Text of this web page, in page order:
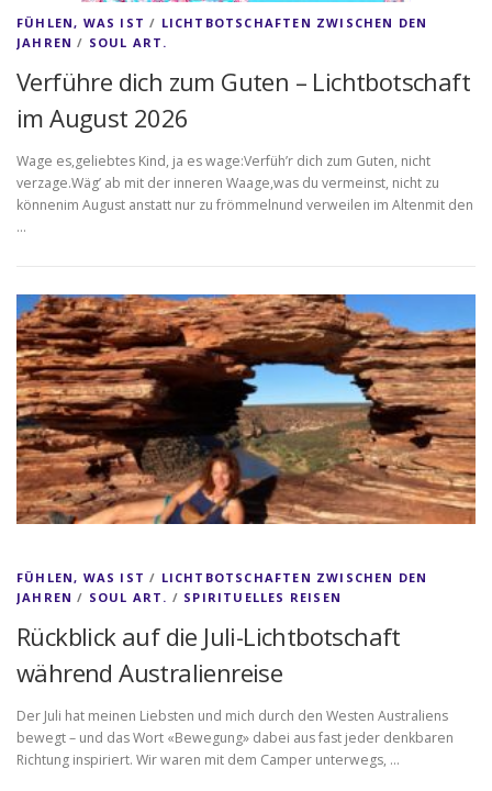
FÜHLEN, WAS IST / LICHTBOTSCHAFTEN ZWISCHEN DEN
JAHREN / SOUL ART.
Verführe dich zum Guten – Lichtbotschaft
im August 2026
Wage es,geliebtes Kind, ja es wage:Verfüh’r dich zum Guten, nicht
verzage.Wäg’ ab mit der inneren Waage,was du vermeinst, nicht zu
könnenim August anstatt nur zu frömmelnund verweilen im Altenmit den
…
FÜHLEN, WAS IST / LICHTBOTSCHAFTEN ZWISCHEN DEN
JAHREN / SOUL ART. / SPIRITUELLES REISEN
Rückblick auf die Juli-Lichtbotschaft
während Australienreise
Der Juli hat meinen Liebsten und mich durch den Westen Australiens
bewegt – und das Wort «Bewegung» dabei aus fast jeder denkbaren
Richtung inspiriert. Wir waren mit dem Camper unterwegs, …